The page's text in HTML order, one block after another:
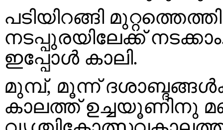
പടിയിറങ്ങി
നടപ്പുരയിലേക്ക്
ഇപ്പോൾ കാലി.
മുമ്പ്, മൂന്ന്
കാലത്ത് ഉച്ചയൂണിനു